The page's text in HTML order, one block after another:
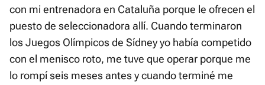
con mi entrenadora en Cataluña porque le ofrecen el
puesto de seleccionadora allí. Cuando terminaron
los Juegos Olímpicos de Sídney yo había competido
con el menisco roto, me tuve que operar porque me
lo rompí seis meses antes y cuando terminé me